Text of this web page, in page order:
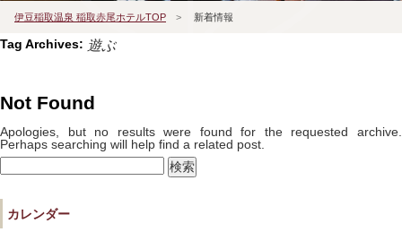
宿泊予約
reservation
伊豆稲取温泉 稲取赤尾ホテルTOP > 新着情報
Tag Archives: 遊ぶ
Not Found
Apologies, but no results were found for the requested archive.
Perhaps searching will help find a related post.
索:
カレンダー